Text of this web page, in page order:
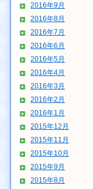
2016年9月
2016年8月
2016年7月
2016年6月
2016年5月
2016年4月
2016年3月
2016年2月
2016年1月
2015年12月
2015年11月
2015年10月
2015年9月
2015年8月